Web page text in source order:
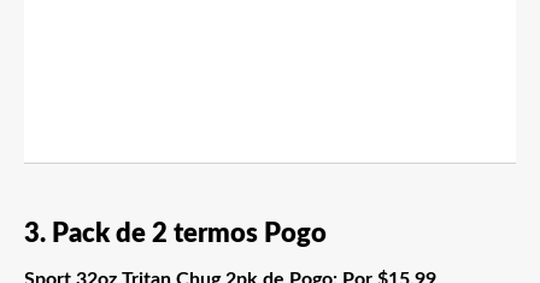
3. Pack de 2 termos Pogo